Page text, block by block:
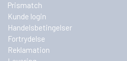
Prismatch
Kunde login
Handelsbetingelser
Fortrydelse
Reklamation